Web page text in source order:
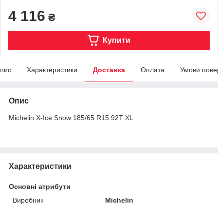
4 116 ₴
Купити
Характеристики Доставка Оплата Умови
Опис
Michelin X-Ice Snow 185/65 R15 92T XL
Характеристики
Основні атрибути
Виробник
Michelin